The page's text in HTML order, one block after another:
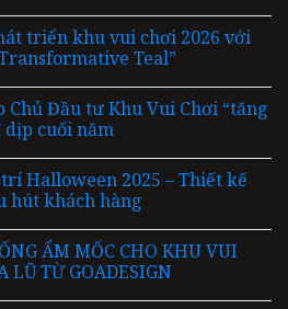
triển khu vui chơi 2026 với
Teal”
Chủ Đầu tư Khu Vui Chơi “tăng
dịp cuối năm
Halloween 2025 – Thiết kế
hút khách hàng
ẨM MỐC CHO KHU VUI
LŨ TỪ GOADESIGN